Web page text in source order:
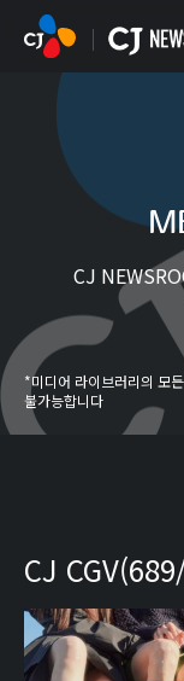
CJ
*미디어 라이브러리의 모
불가능합니다
CJ